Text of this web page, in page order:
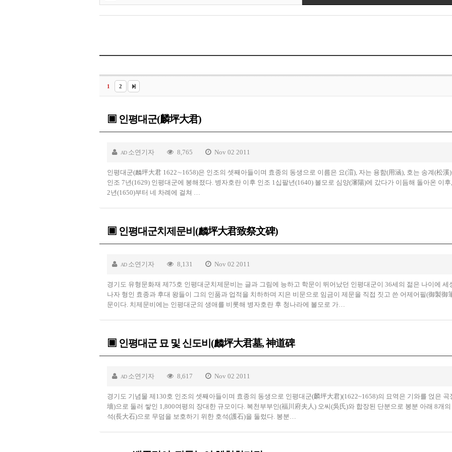
1 2
▣ 인평대군(麟坪大君)
AD 소연기자 8,765 Nov 02 2011
인평대군(麟坪大君 1622∼1658)은 인조의 셋째아들이며 효종의 동생으로 이름은 요(㴭), 자는 용함(用涵), 호는 송계(松溪
인조 7년(1629) 인평대군에 봉해졌다. 병자호란 이후 인조 1십팔년(1640) 볼모로 심양(瀋陽)에 갔다가 이듬해 돌아온 이후
2년(1650)부터 네 차례에 걸쳐 …
▣ 인평대군치제문비(麟坪大君致祭文碑)
AD 소연기자 8,131 Nov 02 2011
경기도 유형문화재 제75호 인평대군치제문비는 글과 그림에 능하고 학문이 뛰어났던 인평대군이 36세의 젊은 나이에 세
나자 형인 효종과 후대 왕들이 그의 인품과 업적을 치하하며 지은 비문으로 임금이 제문을 직접 짓고 쓴 어제어필(御製御
문이다. 치제문비에는 인평대군의 생애를 비롯해 병자호란 후 청나라에 볼모로 가…
▣ 인평대군 묘 및 신도비(麟坪大君墓, 神道碑
AD 소연기자 8,617 Nov 02 2011
경기도 기념물 제130호 인조의 셋째아들이며 효종의 동생으로 인평대군(麟坪大君)(1622~1658)의 묘역은 기와를 얹은 곡
墻)으로 둘러 쌓인 1,800여평의 장대한 규모이다. 복천부부인(福川府夫人) 오씨(吳氏)와 합장된 단분으로 봉분 아래 8개의
석(長大石)으로 무덤을 보호하기 위한 호석(護石)을 둘렀다. 봉분…